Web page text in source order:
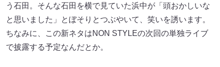
う石田。そんな石田を横で見ていた浜中が「頭おかしいな
と思いました」とぼそりとつぶやいて、笑いを誘います。
ちなみに、この新ネタはNON STYLEの次回の単独ライブ
で披露する予定なんだとか。